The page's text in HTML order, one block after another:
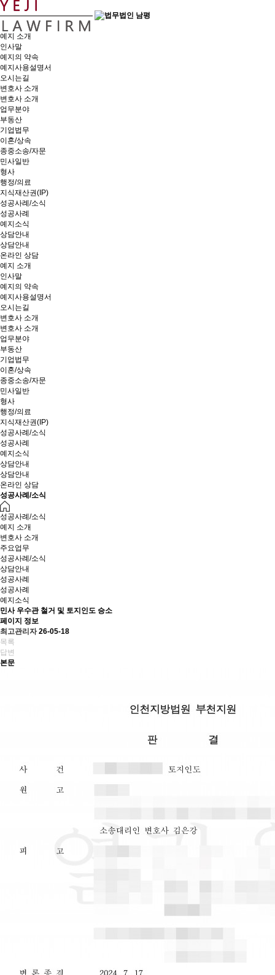
예지 소개
인사말
예지의 약속
예지사용설명서
오시는길
변호사 소개
변호사 소개
업무분야
부동산
기업법무
이혼/상속
종중소송/자문
민사일반
형사
행정/의료
지식재산권(IP)
성공사례/소식
성공사례
예지소식
상담안내
상담안내
온라인 상담
예지 소개
인사말
예지의 약속
예지사용설명서
오시는길
변호사 소개
변호사 소개
업무분야
부동산
기업법무
이혼/상속
종중소송/자문
민사일반
형사
행정/의료
지식재산권(IP)
성공사례/소식
성공사례
예지소식
상담안내
상담안내
온라인 상담
성공사례/소식
성공사례/소식
예지 소개
변호사 소개
주요업무
성공사례/소식
상담안내
성공사례
성공사례
예지소식
민사 우수관 철거 및 토지인도 승소
페이지 정보
최고관리자 26-05-18
목록
답변
본문